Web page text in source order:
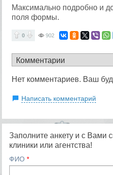
Максимально подробно и
поля формы.
0 902
Нет комментариев. Ваш
Написать комментарий
Заполните анкету и с Вами
клиники или агентства!
ФИО*